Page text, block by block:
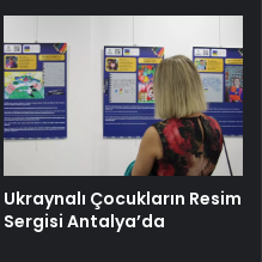
Ukraynalı Çocukların Resim
Sergisi Antalya’da